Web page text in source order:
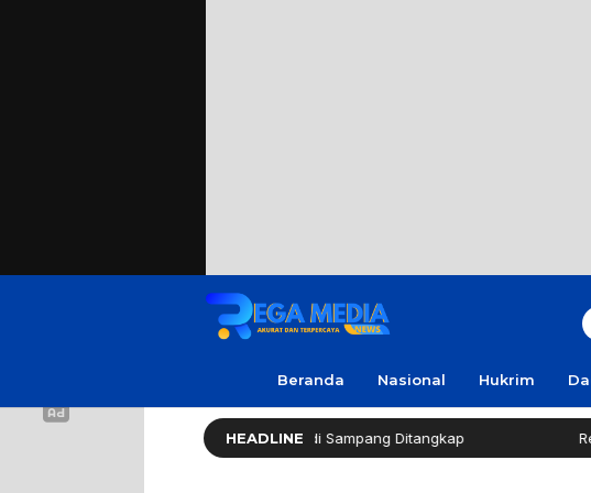
Beranda Nasional Hukrim
HEADLINE
Warga Soal Utang, 3 Pria di Sampang Ditangkap Respon